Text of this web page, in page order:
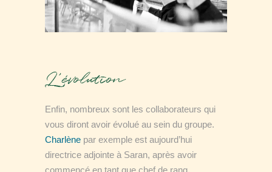
L’évolution
Enfin, nombreux sont les collaborateurs qui
vous diront avoir évolué au sein du groupe.
Charlène par exemple est aujourd’hui
directrice adjointe à Saran, après avoir
commencé en tant que chef de rang.